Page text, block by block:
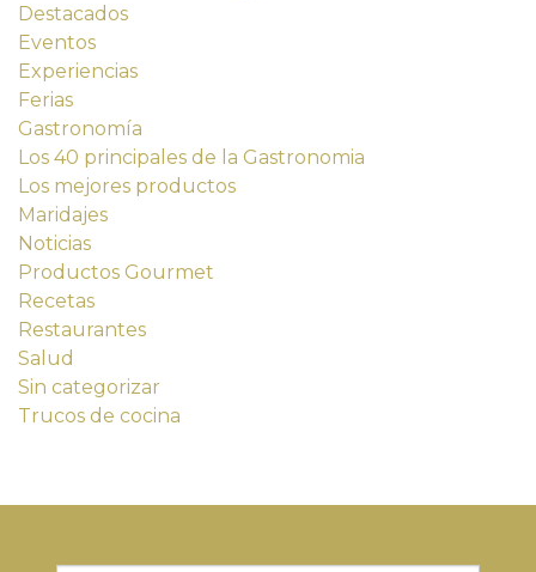
Destacados
Eventos
Experiencias
Ferias
Gastronomía
Los 40 principales de la Gastronomia
Los mejores productos
Maridajes
Noticias
Productos Gourmet
Recetas
Restaurantes
Salud
Sin categorizar
Trucos de cocina